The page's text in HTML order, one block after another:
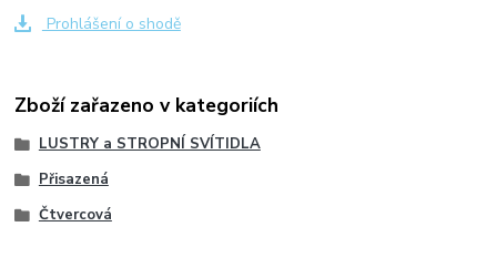
Prohlášení o shodě
Zboží zařazeno v kategoriích
LUSTRY a STROPNÍ SVÍTIDLA
Přisazená
Čtvercová